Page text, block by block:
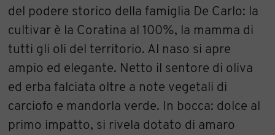
del podere storico della famiglia De Carlo: la
cultivar è la Coratina al 100%, la mamma di
tutti gli oli del territorio. Al naso si apre
ampio ed elegante. Netto il sentore di oliva
ed erba falciata oltre a note vegetali di
carciofo e mandorla verde. In bocca: dolce al
primo impatto, si rivela dotato di amaro